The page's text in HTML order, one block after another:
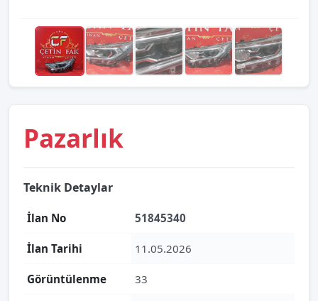
Pazarlık
Teknik Detaylar
İlan No 51845340
İlan Tarihi 11.05.2026
Görüntülenme 33